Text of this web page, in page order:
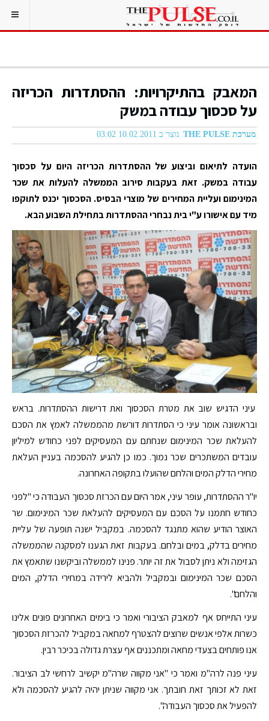
המאבק בהתיקרויות: ההסתדרות הכריזה
על סכסוך עבודה במשק
מערכת THE PULSE נוצר ב 10.02.2011 03:02
הועדה לתיאום וביצוע של ההסתדרות הכריזה היום על סכסוך
עבודה במשק. זאת בעקבות סירוב הממשלה להעלות את שכר
המינימום ועליית המחירים של מוצרי הבסיס. הסכסוך יכנס לתוקפו
מיד עם אישורו ע"י בית נבחרי ההסתדרות בתחילת השבוע הבא.
עיני הדגיש שוב את מטרת הסכסוך ואת דרישות ההסתדרות. בראש
ובראשונה אומר עיני כי הסתדרות דורשת מהממשלה לאמץ את הסכם
להעלאת שכר המינימום שנחתם עם המעסיקים לפני כחודש למיליון
עובדים המשתכרים שכר נמוך. כמו כן להגיע להסכמה בעניין העלאת
מחירי הדלק המים והלחם שהועלו בתקופה האחרונה.
יו"ר ההסתדרות, עופר עיני, אמר היום עם הכרזת סכסוך העבודה כי "לפני
כחודש חתמנו על הסכם עם המעסיקים להעלאת שכר המינימום. שר
האוצר הודיע שהוא מתנגד להסכמה. במקביל ישנה תופעה של עליית
מחירים בדלק, במים ובלחם. בעקבות זאת הגענו למסקנה שהממשלה
הגזימה ולא ניתן לסבול את זה יותר. פנינו לממשלה וביקשנו שתאמץ את
הסכם שכר המינימום ובמקביל ולהביא לירידה במחירי הדלק, המים
והלחם".
עיני התייחס אף למאבק הציבורי ואמר כי בימים האחרונים פונים אלינו
כשרות אלפי אנשים שרוצים להצטרף למחאה במקביל להכרזת הסכסוך
אנו פותחים בצעדי מחאה ומתכננים אף עצרת גדולה בכיכר רבין.
עיני פנה לרה"מ ואמר כי "אני מקווה שרה"מ יקשיב לרחשי לב הציבור.
זאת לא זכותך זאת חובתך. אני מקווה שניתן יהיה להגיע להסכמה ולא
להפעיל את סכסוך העבודה".